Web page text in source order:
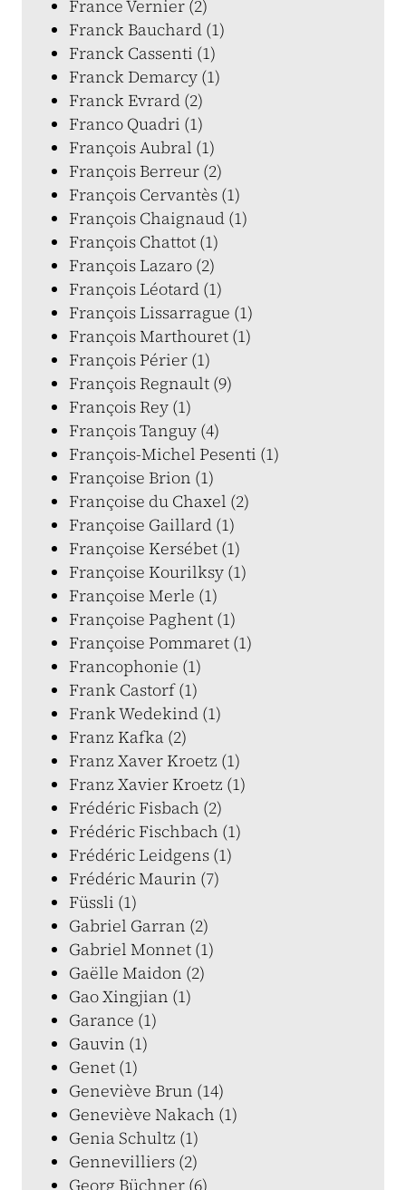
France Vernier (2)
Franck Bauchard (1)
Franck Cassenti (1)
Franck Demarcy (1)
Franck Evrard (2)
Franco Quadri (1)
François Aubral (1)
François Berreur (2)
François Cervantès (1)
François Chaignaud (1)
François Chattot (1)
François Lazaro (2)
François Léotard (1)
François Lissarrague (1)
François Marthouret (1)
François Périer (1)
François Regnault (9)
François Rey (1)
François Tanguy (4)
François-Michel Pesenti (1)
Françoise Brion (1)
Françoise du Chaxel (2)
Françoise Gaillard (1)
Françoise Kersébet (1)
Françoise Kourilksy (1)
Françoise Merle (1)
Françoise Paghent (1)
Françoise Pommaret (1)
Francophonie (1)
Frank Castorf (1)
Frank Wedekind (1)
Franz Kafka (2)
Franz Xaver Kroetz (1)
Franz Xavier Kroetz (1)
Frédéric Fisbach (2)
Frédéric Fischbach (1)
Frédéric Leidgens (1)
Frédéric Maurin (7)
Füssli (1)
Gabriel Garran (2)
Gabriel Monnet (1)
Gaëlle Maidon (2)
Gao Xingjian (1)
Garance (1)
Gauvin (1)
Genet (1)
Geneviève Brun (14)
Geneviève Nakach (1)
Genia Schultz (1)
Gennevilliers (2)
Georg Büchner (6)